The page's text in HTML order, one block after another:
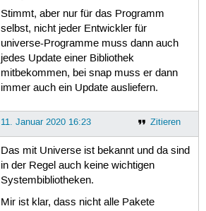
Stimmt, aber nur für das Programm
selbst, nicht jeder Entwickler für
universe-Programme muss dann auch
jedes Update einer Bibliothek
mitbekommen, bei snap muss er dann
immer auch ein Update ausliefern.
Zitieren
11. Januar 2020 16:23
Das mit Universe ist bekannt und da sind
in der Regel auch keine wichtigen
Systembibliotheken.
Mir ist klar, dass nicht alle Pakete